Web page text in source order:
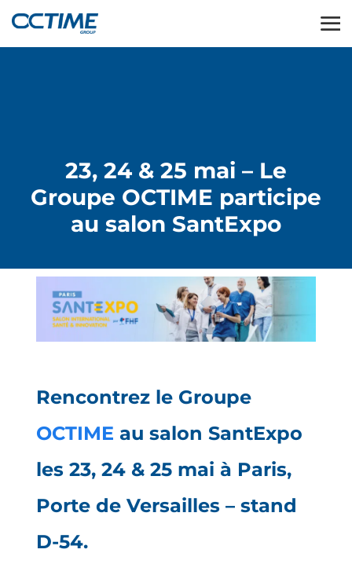
23, 24 & 25 mai – Le
Groupe OCTIME participe
au salon SantExpo
Rencontrez le Groupe
OCTIME au salon SantExpo
les 23, 24 & 25 mai à Paris,
Porte de Versailles – stand
D-54.